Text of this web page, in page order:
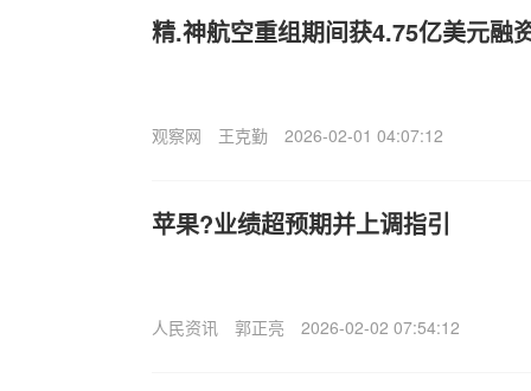
精.神航空重组期间获4.75亿美元融
观察网 王克勤 2026-02-01 04:07:12
苹果?业绩超预期并上调指引
人民资讯 郭正亮 2026-02-02 07:54:12